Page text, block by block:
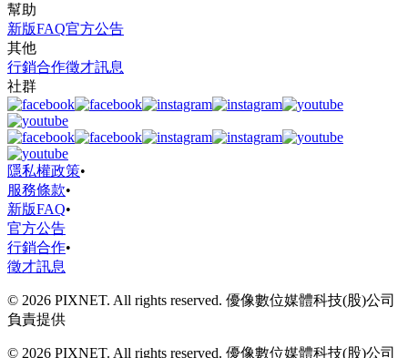
幫助
新版FAQ官方公告
其他
行銷合作徵才訊息
社群
隱私權政策•
服務條款•
新版FAQ•
官方公告
行銷合作•
徵才訊息
© 2026 PIXNET. All rights reserved. 優像數位媒體科技(股)公司
負責提供
© 2026 PIXNET. All rights reserved. 優像數位媒體科技(股)公司